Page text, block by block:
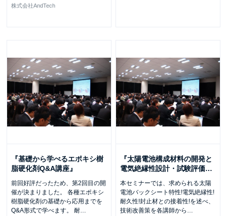
株式会社AndTech
『基礎から学べるエポキシ樹
脂硬化剤Q&A講座』
前回好評だったため、第2回目の開
催が決まりました。 各種エポキシ
樹脂硬化剤の基礎から応用までを
Q&A形式で学べます。 耐…
『太陽電池構成材料の開発と
電気絶縁性設計・試験評価…
本セミナーでは、求められる太陽
電池バックシート特性!電気絶縁性!
耐久性!封止材との接着性!を述べ、
技術改善策を各講師から …